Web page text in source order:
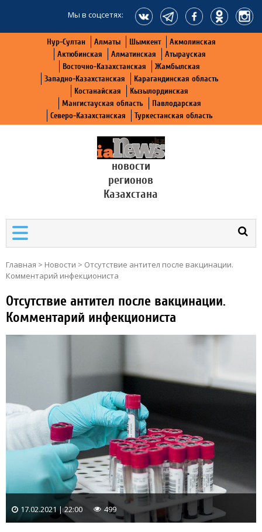
Мы в соцсетях:
Нур-Султан Алматы Шымкент
Акмолинская
Актюбинская
Алматинская
Атырауская
Восточно-Казахстанская
Жамбылская
Западно-Казахстанская
Карагандинская область
Костанайская
Кызылординская
Мангистауская область
Павлодарская
Северо-Казахстанская
Туркестанская область
новости
регионов
Казахстана
Главная > Новости > Отсутствие антител после вакцинации.
Комментарий инфекциониста
Отсутствие антител после вакцинации.
Комментарий инфекциониста
17.02.2021 | 22:00 499